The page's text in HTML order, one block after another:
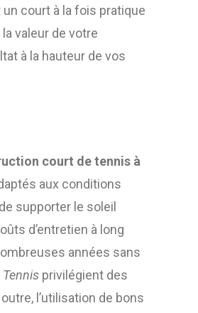
court à la fois pratique
valeur de votre
à la hauteur de vos
court de tennis à
aux conditions
supporter le soleil
d’entretien à long
années sans
Tennis privilégient des
l’utilisation de bons